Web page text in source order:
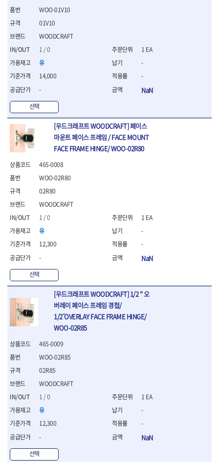
- 볼트세터
- 너트드라이버
- 레이저팁 드라이버
- 라쳇렌치
- 임팩엑스트라롱소켓
- 파워렌치
- 조인트플러그소켓
- 옵셋렌치
- 파워렌치
- 소켓홀더
- 클라이밍비트
- 토크아답타
- 포지비트
- 일자비트
- 임팩일자비트
- 임팩포지비트
- 임팩십자비트
- 십자비트
- 임팩XZN비트소켓
- 십자비트소켓
- 일자비트소켓
- XZN비트
- 임팩XZN비트
- 라쳇핸들세트
- 사각비트
- 토크드라이버
- 포지비트소켓
- 임팩포지비트소켓
플라이어,몽키,스패너
- 편구스패너
- 플라이어
- 니퍼
- 롱노우즈
- 스냅링플라이어
- 그룹조인트플라이어
- 케이블커터
- 니퍼 외
- 바이스플라이어
WOODCRAFT
1 / 0
유
14,000
-
선택
WOO-01V10
01V10
1 EA
-
-
NaN
[우드크래프트 WOODCRAFT] 페이스
마운트 페이스 프레임 / FACE MOUNT
FACE FRAME HINGE/ WOO-02R80
465-0008
WOODCRAFT
1 / 0
유
12,300
-
선택
WOO-02R80
02R80
1 EA
-
-
NaN
[우드크래프트 WOODCRAFT] 1/2 " 오
버레이 페이스 프레임 경첩/
1/2˝OVERLAY FACE FRAME HINGE/
WOO-02R85
465-0009
WOODCRAFT
1 / 0
유
12,300
-
선택
WOO-02R85
02R85
1 EA
-
-
NaN